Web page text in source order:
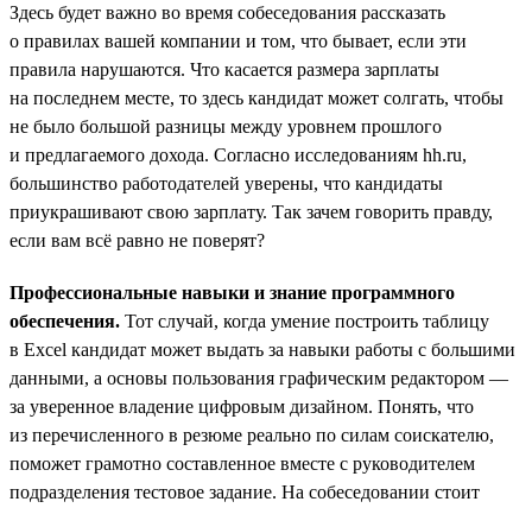
Здесь будет важно во время собеседования рассказать
о правилах вашей компании и том, что бывает, если эти
правила нарушаются. Что касается размера зарплаты
на последнем месте, то здесь кандидат может солгать, чтобы
не было большой разницы между уровнем прошлого
и предлагаемого дохода. Согласно исследованиям hh.ru,
большинство работодателей уверены, что кандидаты
приукрашивают свою зарплату. Так зачем говорить правду,
если вам всё равно не поверят?
Профессиональные навыки и знание программного
обеспечения. Тот случай, когда умение построить таблицу
в Excel кандидат может выдать за навыки работы с большими
данными, а основы пользования графическим редактором —
за уверенное владение цифровым дизайном. Понять, что
из перечисленного в резюме реально по силам соискателю,
поможет грамотно составленное вместе с руководителем
подразделения тестовое задание. На собеседовании стоит